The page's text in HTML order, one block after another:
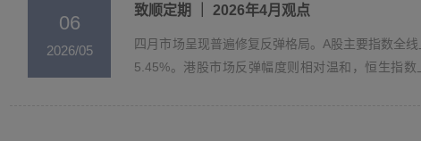
8. 本网站可能提供链接至其他网站，并不视为本公司同意、推荐、认可、保证或推介
成任何形式的联营、代理等合作关系。凡通过本网站与其他网站的链接，而获得其他网
供内容承担相应责任，本公司不对来源于第三方资料的任何错误或遗漏承担法律责任。
9. 本公司就本网站各项服务的安全、无误及不中断不承担任何明示或默示的保证责任
06
2026/05
致顺定期 ｜ 2026年4月观点
四月市场呈现普遍修复反弹格局。A股主要指数全
5.45%。港股市场反弹幅度则相对温和，恒生指